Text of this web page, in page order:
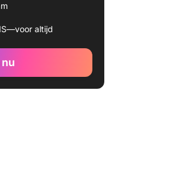
altijd
nu